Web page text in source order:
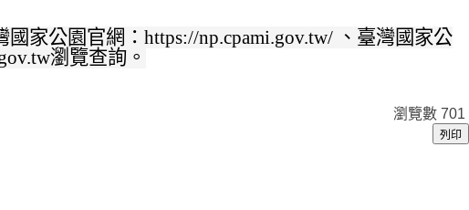
家公園官網：https://np.cpami.gov.tw/ 、臺灣國家公
瀏覽查詢。
瀏覽數 701